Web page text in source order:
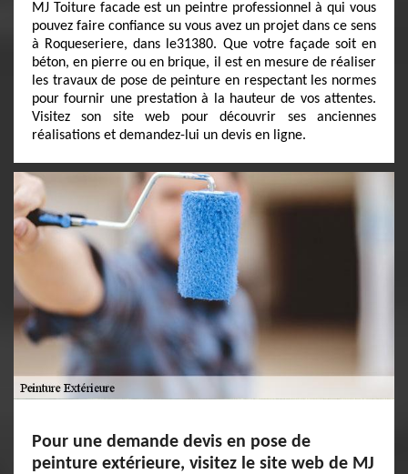
MJ Toiture facade est un peintre professionnel à qui vous
pouvez faire confiance su vous avez un projet dans ce sens
à Roqueseriere, dans le31380. Que votre façade soit en
béton, en pierre ou en brique, il est en mesure de réaliser
les travaux de pose de peinture en respectant les normes
pour fournir une prestation à la hauteur de vos attentes.
Visitez son site web pour découvrir ses anciennes
réalisations et demandez-lui un devis en ligne.
Pour une demande devis en pose de
peinture extérieure, visitez le site web de MJ